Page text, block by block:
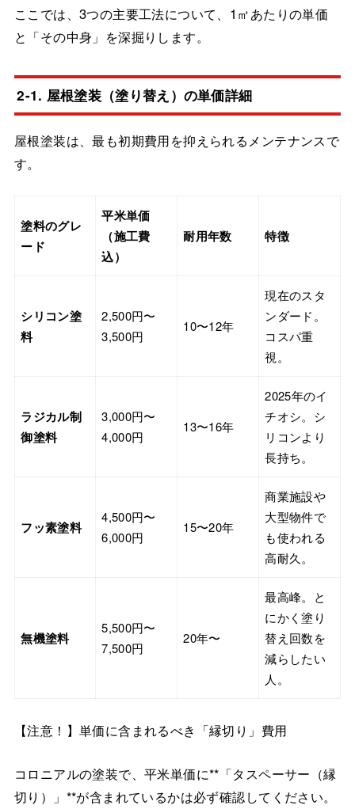
ここでは、3つの主要工法について、1㎡あたりの単価
と「その中身」を深掘りします。
2-1. 屋根塗装（塗り替え）の単価詳細
屋根塗装は、最も初期費用を抑えられるメンテナンスで
す。
塗料のグレ
ード
平米単価
（施工費
込）
耐用年数 特徴
シリコン塗
料
2,500円〜
3,500円
10〜12年
現在のスタ
ンダード。
コスパ重
視。
ラジカル制
御塗料
3,000円〜
4,000円
13〜16年
2025年のイ
チオシ。シ
リコンより
長持ち。
フッ素塗料
4,500円〜
6,000円
15〜20年
商業施設や
大型物件で
も使われる
高耐久。
無機塗料
5,500円〜
7,500円
20年〜
最高峰。と
にかく塗り
替え回数を
減らしたい
人。
【注意！】単価に含まれるべき「縁切り」費用
コロニアルの塗装で、平米単価に**「タスペーサー（縁
切り）」**が含まれているかは必ず確認してください。